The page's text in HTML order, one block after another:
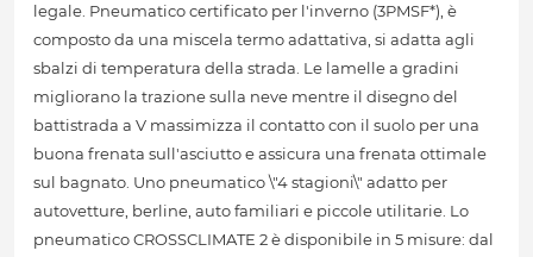
legale. Pneumatico certificato per l'inverno (3PMSF*), è
composto da una miscela termo adattativa, si adatta agli
sbalzi di temperatura della strada. Le lamelle a gradini
migliorano la trazione sulla neve mentre il disegno del
battistrada a V massimizza il contatto con il suolo per una
buona frenata sull'asciutto e assicura una frenata ottimale
sul bagnato. Uno pneumatico \"4 stagioni\" adatto per
autovetture, berline, auto familiari e piccole utilitarie. Lo
pneumatico CROSSCLIMATE 2 è disponibile in 5 misure: dal